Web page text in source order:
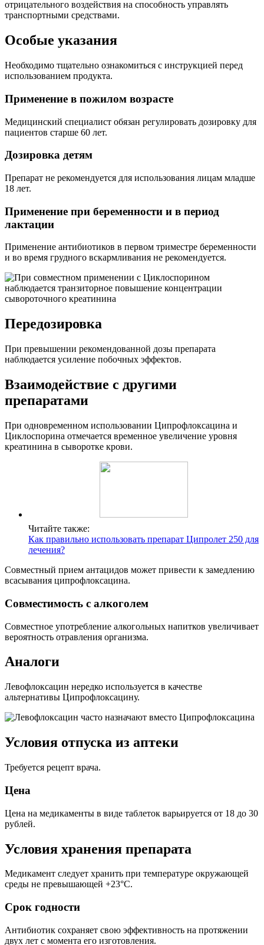
отрицательного воздействия на способность управлять
транспортными средствами.
Особые указания
Необходимо тщательно ознакомиться с инструкцией перед
использованием продукта.
Применение в пожилом возрасте
Медицинский специалист обязан регулировать дозировку для
пациентов старше 60 лет.
Дозировка детям
Препарат не рекомендуется для использования лицам младше
18 лет.
Применение при беременности и в период
лактации
Применение антибиотиков в первом триместре беременности
и во время грудного вскармливания не рекомендуется.
Передозировка
При превышении рекомендованной дозы препарата
наблюдается усиление побочных эффектов.
Взаимодействие с другими
препаратами
При одновременном использовании Ципрофлоксацина и
Циклоспорина отмечается временное увеличение уровня
креатинина в сыворотке крови.
Читайте также:
Как правильно использовать препарат Ципролет 250 для
лечения?
Совместный прием антацидов может привести к замедлению
всасывания ципрофлоксацина.
Совместимость с алкоголем
Совместное употребление алкогольных напитков увеличивает
вероятность отравления организма.
Аналоги
Левофлоксацин нередко используется в качестве
альтернативы Ципрофлоксацину.
Условия отпуска из аптеки
Требуется рецепт врача.
Цена
Цена на медикаменты в виде таблеток варьируется от 18 до 30
рублей.
Условия хранения препарата
Медикамент следует хранить при температуре окружающей
среды не превышающей +23°С.
Срок годности
Антибиотик сохраняет свою эффективность на протяжении
двух лет с момента его изготовления.